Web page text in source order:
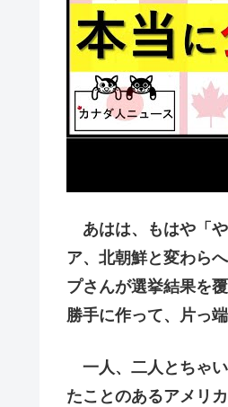
あはは、もはや「
ア、北朝鮮と変わら
プさんが選挙結果を
勝手に作って、片っ
一人、二人とちゃ
たことのあるアメリ